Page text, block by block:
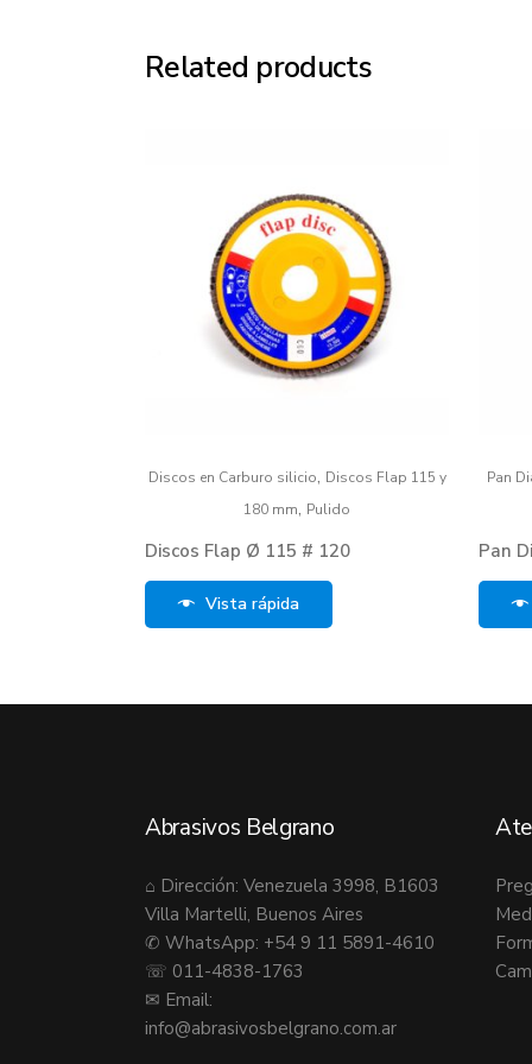
Related products
Discos en Carburo silicio, Discos Flap 115 y
180 mm, Pulido
Discos Flap Ø 115 # 120
Vista rápida
Pan
Pan
Abrasivos Belgrano
⌂ Dirección: Venezuela 3998, B1603
Villa Martelli, Buenos Aires
✆ WhatsApp: +54 9 11 5891-4610
☏ 011-4838-1763
✉ Email:
info@abrasivosbelgrano.com.ar